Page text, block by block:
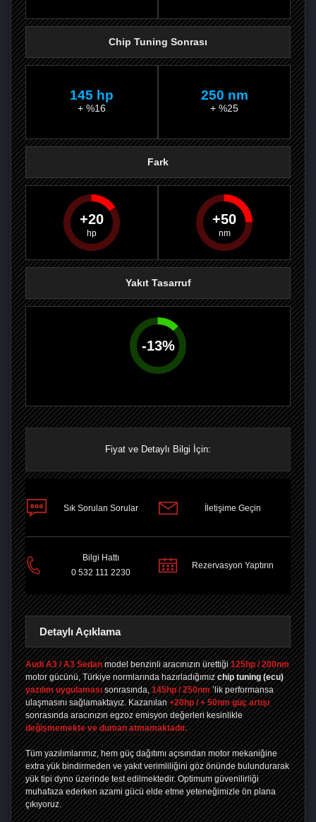
PAYLAŞPAYLAŞPLUS'TA
Chip Tuning Sonrası
145 hp
+ %16
250 nm
+ %25
Fark
20 50
Yakıt Tasarruf
-13%
Fiyat ve Detaylı Bilgi İçin:
Sık Sorulan Sorular İletişime Geçin
Bilgi Hattı
0 532 111 2230
Rezervasyon Yaptırın
Detaylı Açıklama
Audi A3 / A3 Sedan model benzinli aracınızın ürettiği 125hp / 200nm
motor gücünü, Türkiye normlarında hazırladığımız chip tuning (ecu)
yazılım uygulaması sonrasında, 145hp / 250nm ’lik performansa
ulaşmasını sağlamaktayız. Kazanılan +20hp / + 50nm güç artışı
sonrasında aracınızın egzoz emisyon değerleri kesinlikle
değişmemekte ve duman atmamaktadır.
Tüm yazılımlarımız, hem güç dağıtımı açısından motor mekaniğine
extra yük bindirmeden ve yakıt verimliliğini göz önünde bulundurarak
yük tipi dyno üzerinde test edilmektedir. Optimum güvenilirliği
muhafaza ederken azami gücü elde etme yeteneğimizle ön plana
çıkıyoruz.